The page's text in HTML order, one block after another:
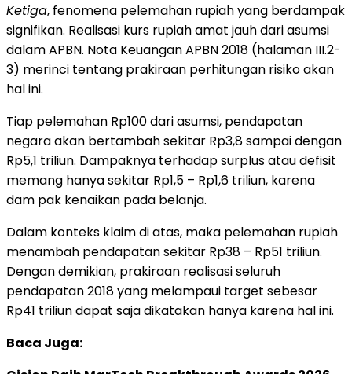
Ketiga, fenomena pelemahan rupiah yang berdampak
signifikan. Realisasi kurs rupiah amat jauh dari asumsi
dalam APBN. Nota Keuangan APBN 2018 (halaman III.2-
3) merinci tentang prakiraan perhitungan risiko akan
hal ini.
Tiap pelemahan Rp100 dari asumsi, pendapatan
negara akan bertambah sekitar Rp3,8 sampai dengan
Rp5,1 triliun. Dampaknya terhadap surplus atau defisit
memang hanya sekitar Rp1,5 – Rp1,6 triliun, karena
dam pak kenaikan pada belanja.
Dalam konteks klaim di atas, maka pelemahan rupiah
menambah pendapatan sekitar Rp38 – Rp51 triliun.
Dengan demikian, prakiraan realisasi seluruh
pendapatan 2018 yang melampaui target sebesar
Rp41 triliun dapat saja dikatakan hanya karena hal ini.
Baca Juga: